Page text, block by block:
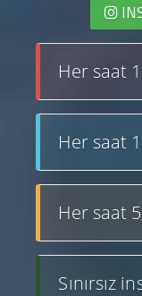
Her saat
Her saat
Her saat
Sınırsız